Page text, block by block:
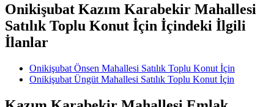
Onikişubat Kazım Karabekir Mahallesi
Satılık Toplu Konut İçin İçindeki İlgili
İlanlar
Onikişubat Önsen Mahallesi Satılık Toplu Konut İçin
Onikişubat Üngüt Mahallesi Satılık Toplu Konut İçin